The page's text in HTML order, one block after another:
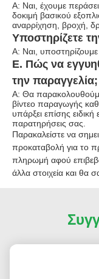
Α: Ναι, έχουμε
δοκιμή βασικού
αναρρίχηση, βροχή,
Υποστηρίζετε
Α: Ναι,
Ε. Πώς να
την παραγγελία;
Α: Θα
βίντεο παραγωγής
υπάρξει επίσης
παρατηρήσεις σας.
Παρακαλείστε να
προκαταβολή για το
πληρωμή αφού
άλλα στοιχεία και θα